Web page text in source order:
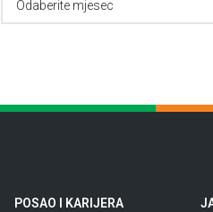
POSAO I KARIJERA